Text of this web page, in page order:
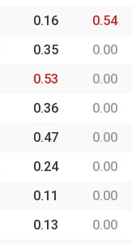
0.16 0.54
0.35 0.00
0.53 0.00
0.36 0.00
0.47 0.00
0.24 0.00
0.11 0.00
0.13 0.00